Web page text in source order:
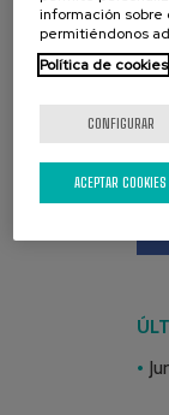
información
permitiéndonos
Política de cookies
CONFIGURAR
ACEPTAR COOKIES